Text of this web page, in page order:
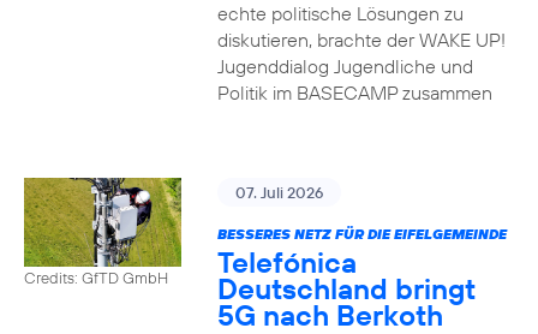
echte politische Lösungen zu
diskutieren, brachte der WAKE UP!
Jugenddialog Jugendliche und
Politik im BASECAMP zusammen
Credits: GfTD GmbH
07. Juli 2026
BESSERES NETZ FÜR DIE EIFELGEMEINDE
Telefónica
Deutschland bringt
5G nach Berkoth